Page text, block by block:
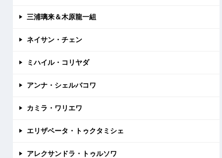
三浦璃来＆木原龍一組
ネイサン・チェン
ミハイル・コリヤダ
アンナ・シェルバコワ
カミラ・ワリエワ
エリザベータ・トゥクタミシェ
アレクサンドラ・トゥルソワ